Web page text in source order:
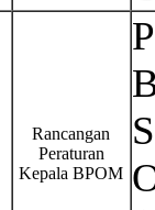
Rancangan
Peraturan
Kepala BPOM